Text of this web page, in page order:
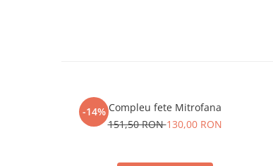
-14% Compleu fete Mitrofana
151,50 RON130,00 RON